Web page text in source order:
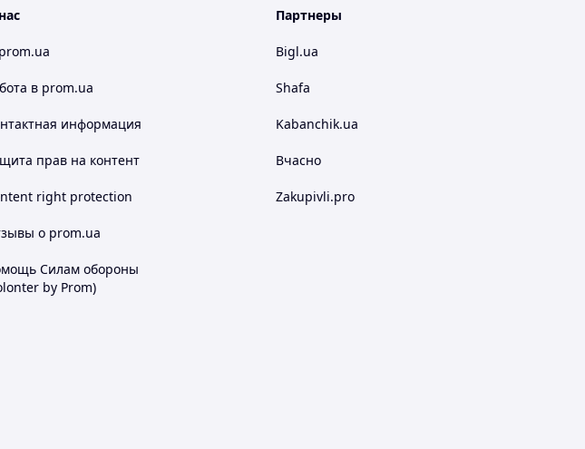
в prom.ua
информация
прав на контент
right protection
о prom.ua
Силам обороны
by Prom)
Партнеры
Bigl.ua
Shafa
Kabanchik.ua
Вчасно
Zakupivli.pro